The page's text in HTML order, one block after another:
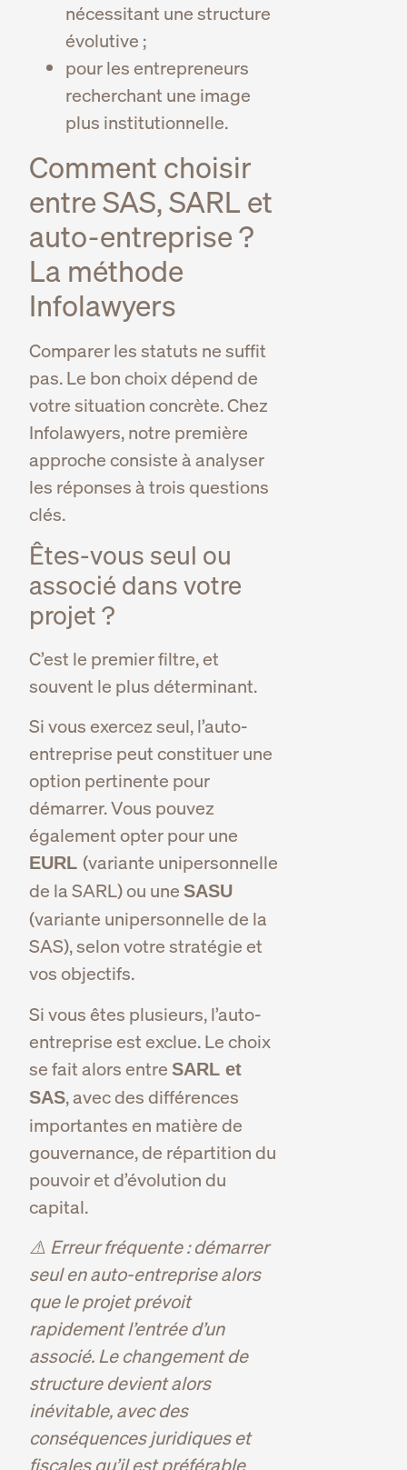
nécessitant une structure
évolutive ;
pour les entrepreneurs
recherchant une image
plus institutionnelle.
Comment choisir
entre SAS, SARL et
auto-entreprise ?
La méthode
Infolawyers
Comparer les statuts ne suffit
pas. Le bon choix dépend de
votre situation concrète. Chez
Infolawyers, notre première
approche consiste à analyser
les réponses à trois questions
clés.
Êtes-vous seul ou
associé dans votre
projet ?
C’est le premier filtre, et
souvent le plus déterminant.
Si vous exercez seul, l’auto-
entreprise peut constituer une
option pertinente pour
démarrer. Vous pouvez
également opter pour une
EURL(variante unipersonnelle
de la SARL) ou uneSASU
(variante unipersonnelle de la
SAS), selon votre stratégie et
vos objectifs.
Si vous êtes plusieurs, l’auto-
entreprise est exclue. Le choix
se fait alors entreSARL et
SAS, avec des différences
importantes en matière de
gouvernance, de répartition du
pouvoir et d’évolution du
capital.
⚠️ Erreur fréquente : démarrer
seul en auto-entreprise alors
que le projet prévoit
rapidement l’entrée d’un
associé. Le changement de
structure devient alors
inévitable, avec des
conséquences juridiques et
fiscales qu’il est préférable